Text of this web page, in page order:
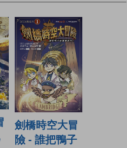
劍橋時空大冒
險 - 誰把鴨子